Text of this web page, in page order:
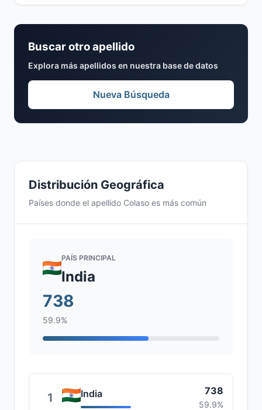
Distribución Geográfica
Países donde el apellido Colaso es más común
PAÍS PRINCIPAL
India
738
59.9%
1 India 738
59.9%
Buscar otro apellido
Explora más apellidos en nuestra base de datos
Nueva Búsqueda